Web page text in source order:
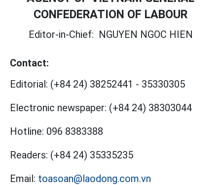
CONFEDERATION OF LABOUR
Editor-in-Chief: NGUYEN NGOC HIEN
Contact:
Editorial: (+84 24) 38252441 - 35330305
Electronic newspaper: (+84 24) 38303044
Hotline: 096 8383388
Readers: (+84 24) 35335235
Email: toasoan@laodong.com.vn